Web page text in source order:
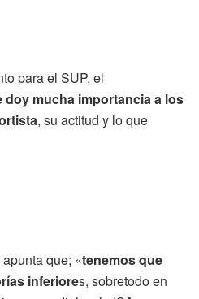
para el SUP, el
doy mucha importancia a los
, su actitud y lo que
que; «tenemos que
inferiores, sobretodo en